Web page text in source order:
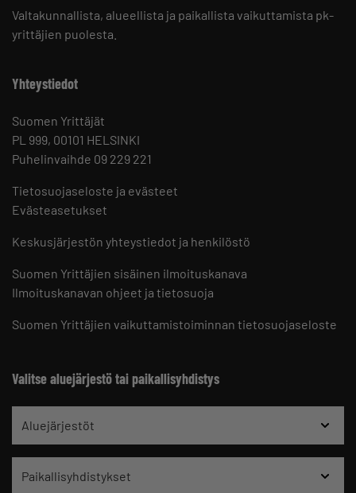
Valtakunnallista, alueellista ja paikallista vaikuttamista pk-
yrittäjien puolesta.
Yhteystiedot
Suomen Yrittäjät
PL 999, 00101 HELSINKI
Puhelinvaihde 09 229 221
Tietosuojaseloste ja evästeet
Evästeasetukset
Keskusjärjestön yhteystiedot ja henkilöstö
Suomen Yrittäjien sisäinen ilmoituskanava
Ilmoituskanavan ohjeet ja tietosuoja
Suomen Yrittäjien vaikuttamistoiminnan tietosuojaseloste
Valitse aluejärjestö tai paikallisyhdistys
Aluejärjestöt
Paikallisyhdistykset